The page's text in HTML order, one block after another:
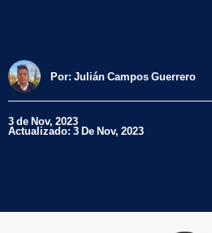
Por: Julián Campos Guerrero
3 de Nov, 2023
Actualizado: 3 De Nov, 2023